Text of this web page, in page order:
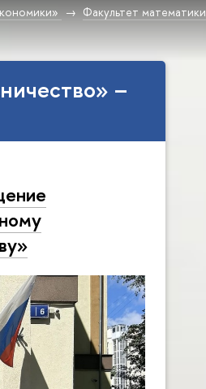
Факультет математики
–